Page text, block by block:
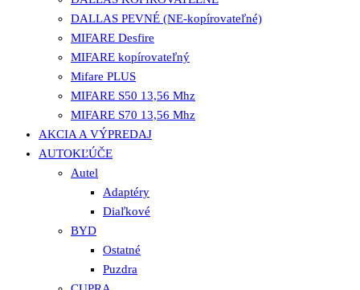
DALLAS PEVNÉ (NE-kopírovateľné)
MIFARE Desfire
MIFARE kopírovateľný
Mifare PLUS
MIFARE S50 13,56 Mhz
MIFARE S70 13,56 Mhz
AKCIA A VÝPREDAJ
AUTOKĽÚČE
Autel
Adaptéry
Diaľkové
BYD
Ostatné
Puzdra